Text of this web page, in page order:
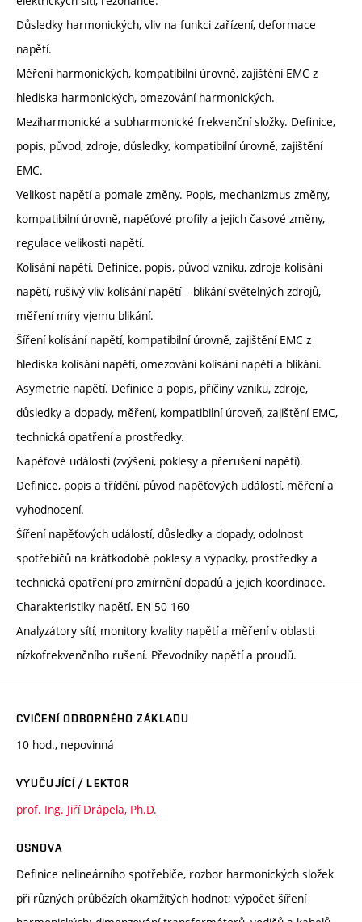
Důsledky harmonických, vliv na funkci zařízení, deformace
napětí.
Měření harmonických, kompatibilní úrovně, zajištění EMC z
hlediska harmonických, omezování harmonických.
Meziharmonické a subharmonické frekvenční složky. Definice,
popis, původ, zdroje, důsledky, kompatibilní úrovně, zajištění
EMC.
Velikost napětí a pomale změny. Popis, mechanizmus změny,
kompatibilní úrovně, napěťové profily a jejich časové změny,
regulace velikosti napětí.
Kolísání napětí. Definice, popis, původ vzniku, zdroje kolísání
napětí, rušivý vliv kolísání napětí – blikání světelných zdrojů,
měření míry vjemu blikání.
Šíření kolísání napětí, kompatibilní úrovně, zajištění EMC z
hlediska kolísání napětí, omezování kolísání napětí a blikání.
Asymetrie napětí. Definice a popis, příčiny vzniku, zdroje,
důsledky a dopady, měření, kompatibilní úroveň, zajištění EMC,
technická opatření a prostředky.
Napěťové události (zvýšení, poklesy a přerušení napětí).
Definice, popis a třídění, původ napěťových událostí, měření a
vyhodnocení.
Šíření napěťových událostí, důsledky a dopady, odolnost
spotřebičů na krátkodobé poklesy a výpadky, prostředky a
technická opatření pro zmírnění dopadů a jejich koordinace.
Charakteristiky napětí. EN 50 160
Analyzátory sítí, monitory kvality napětí a měření v oblasti
nízkofrekvenčního rušení. Převodníky napětí a proudů.
CVIČENÍ ODBORNÉHO ZÁKLADU
10 hod., nepovinná
VYUČUJÍCÍ / LEKTOR
prof. Ing. Jiří Drápela, Ph.D.
OSNOVA
Definice nelineárního spotřebiče, rozbor harmonických složek
při různých průbězích okamžitých hodnot; výpočet šíření